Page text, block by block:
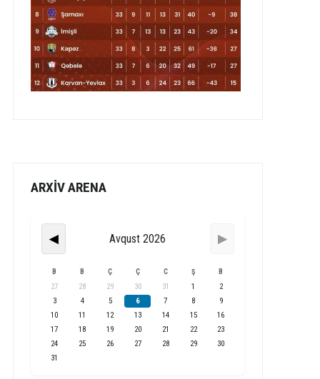
ARXİV ARENA
◀ Avqust 2026 ▶
B B Ç Ç C Ş B
27 28 29 30 31 1
2
3
4 5 6 7 8
9
10
11 12 13 14 15
16
17
18 19 20 21 22
23
24
25 26 27 28 29
30
31